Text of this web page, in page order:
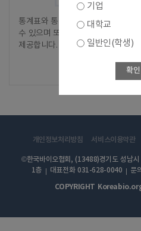
통계표와 통계차트에 대해서 별도
수 있으며 또한, 상세한 간편분석을
제공합니다.
바로가기
기업
대학교
일반인(학생)
확인
개인정보처리방침 서비스이용약관
©한국바이오협회, (13488)경기도 성남
1층
대표전화 031-628-0040
문
COPYRIGHT